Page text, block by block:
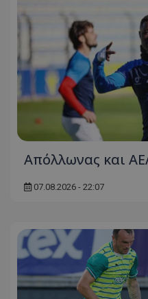
Απόλλωνας και
07.08.2026 - 22:07